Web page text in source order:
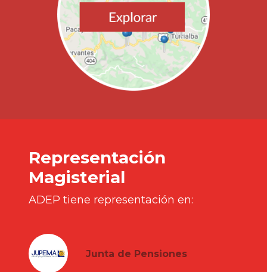
Representación
Magisterial
ADEP tiene representación en:
Junta de Pensiones